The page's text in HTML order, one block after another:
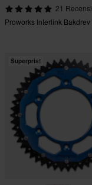
21
Proworks Interlink Bakdrev
Superpris!